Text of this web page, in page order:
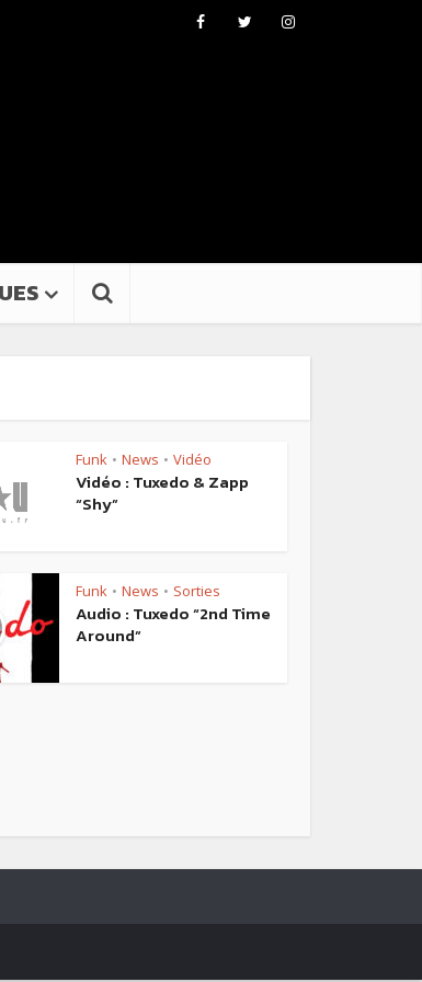
Funk • News • Vidéo
Vidéo : Tuxedo & Zapp
“Shy”
Funk • News • Sorties
Audio : Tuxedo “2nd Time
Around”